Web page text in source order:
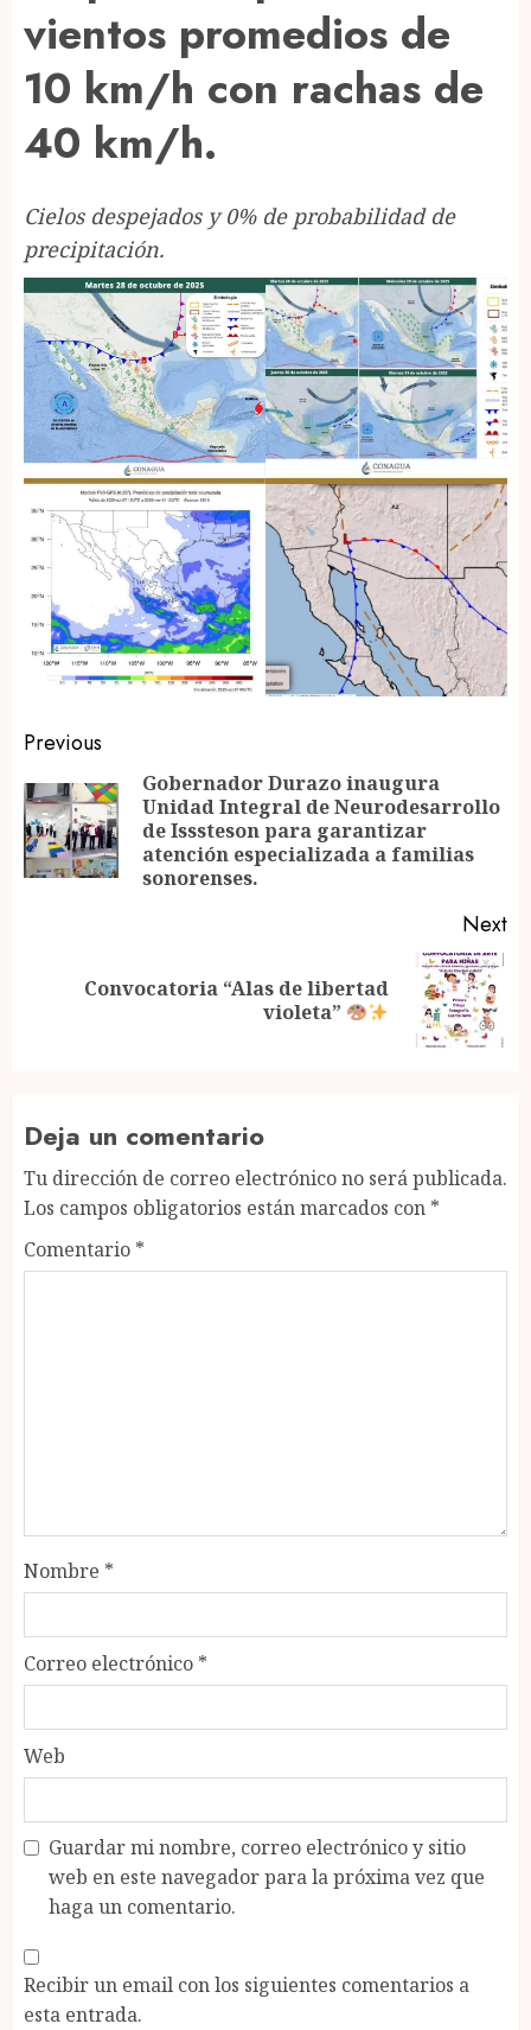
vientos promedios de
10 km/h con rachas de
40 km/h.
Cielos despejados y 0% de probabilidad de
precipitación.
Post
navigation
Previous
Gobernador Durazo inaugura
Unidad Integral de Neurodesarrollo
de Isssteson para garantizar
atención especializada a familias
sonorenses.
Next
Convocatoria “Alas de libertad
violeta”
Deja un comentario
Tu dirección de correo electrónico no será publicada.
Los campos obligatorios están marcados con *
Comentario *
Nombre *
Correo electrónico *
Web
Guardar mi nombre, correo electrónico y sitio
web en este navegador para la próxima vez que
haga un comentario.
Recibir un email con los siguientes comentarios a
esta entrada.